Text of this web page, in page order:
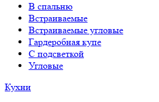
В спальню
Встраиваемые
Встраиваемые угловые
Гардеробная купе
С подсветкой
Угловые
Кухни